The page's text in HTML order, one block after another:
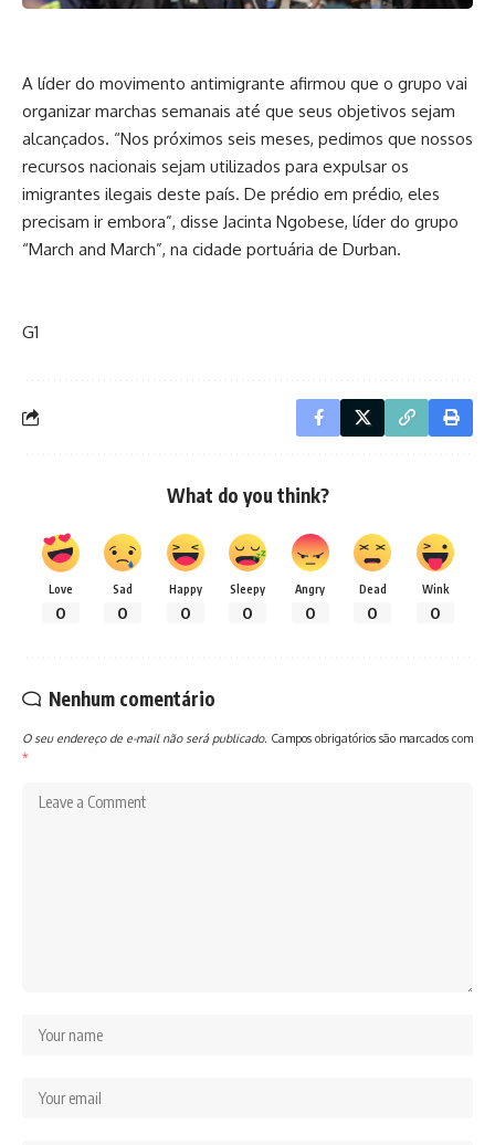
A líder do movimento antimigrante afirmou que o grupo vai
organizar marchas semanais até que seus objetivos sejam
alcançados. “Nos próximos seis meses, pedimos que nossos
recursos nacionais sejam utilizados para expulsar os
imigrantes ilegais deste país. De prédio em prédio, eles
precisam ir embora”, disse Jacinta Ngobese, líder do grupo
“March and March”, na cidade portuária de Durban.
G1
What do you think?
Love
0
Sad
0
Happy
0
Sleepy
0
Angry
0
Dead
0
Wink
0
Nenhum comentário
O seu endereço de e-mail não será publicado. Campos obrigatórios são marcados com
*